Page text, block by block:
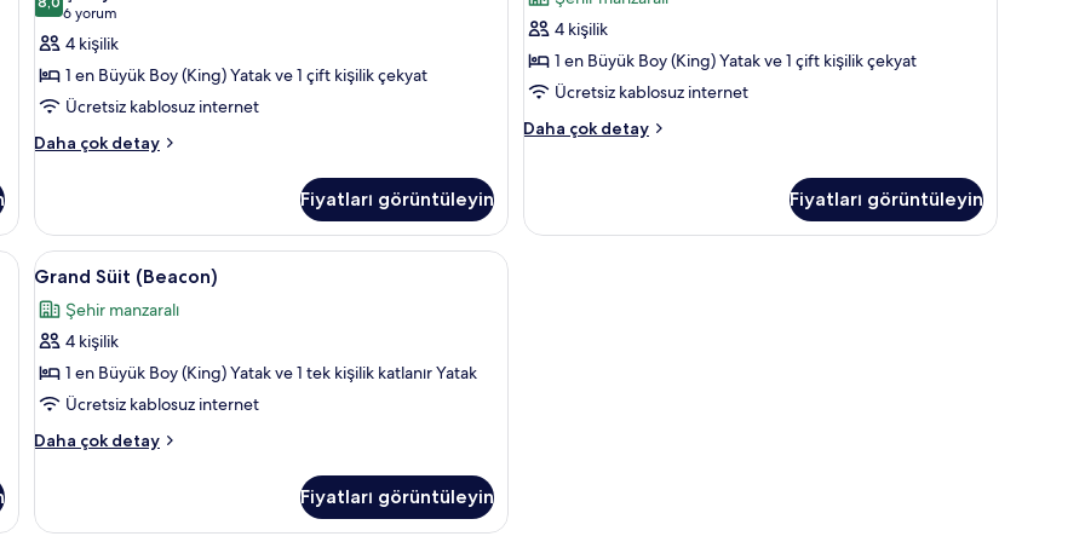
daha
fazla
detay
görün
Floor)
daha
fazla
için
tüm
fotoğrafları
görün
8,0 / 10
6 yorum
(6
yorum)
4 kişilik
1 en Büyük Boy (King) Yatak ve 1 çift kişilik çekyat
Ücretsiz kablosuz internet
Daha çok detay
Junior
fazla
detay
Fiyatları görüntüleyin
1
Yatak
Odası
(View)
için
tüm
4 kişilik
1 en Büyük Boy (King) Yatak ve 1 çift kişilik çekyat
Ücretsiz kablosuz internet
Daha çok detay
Grand
(View)
Fiyatları görüntüleyin
masaGrand
Süit
(Beacon)
için
tüm
fotoğrafları
görün
Grand Süit (Beacon) | Kaliteli yatak takımı, odada kasa, masa
4
Grand Süit (Beacon)
Şehir manzaralı
4 kişilik
1 en Büyük Boy (King) Yatak ve 1 tek kişilik katlanır Yatak
Ücretsiz kablosuz internet
Daha çok detay
Grand
daha
Fiyatları görüntüleyin